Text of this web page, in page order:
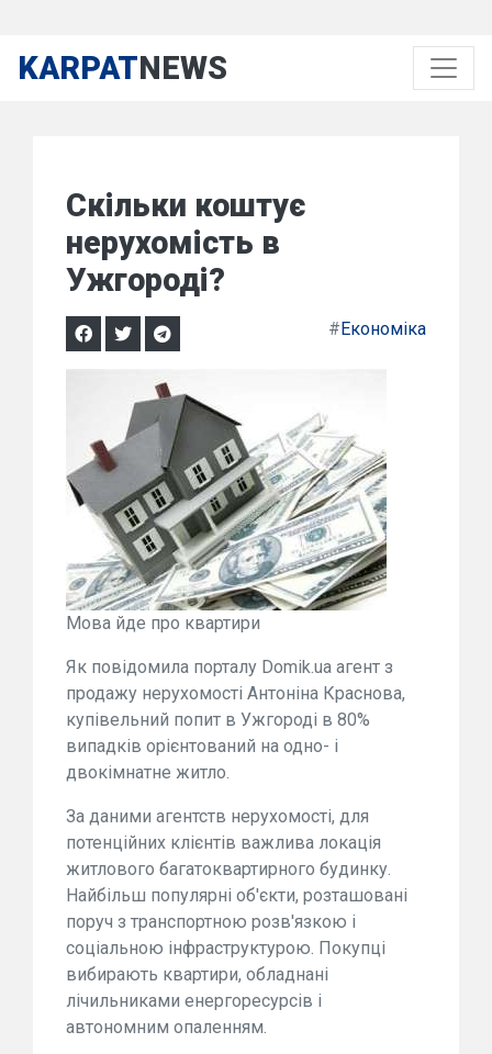
KARPATNEWS
Скільки коштує
нерухомість в
Ужгороді?
#Економіка
Мова йде про квартири
Як повідомила порталу Domik.ua агент з
продажу нерухомості Антоніна Краснова,
купівельний попит в Ужгороді в 80%
випадків орієнтований на одно- і
двокімнатне житло.
За даними агентств нерухомості, для
потенційних клієнтів важлива локація
житлового багатоквартирного будинку.
Найбільш популярні об'єкти, розташовані
поруч з транспортною розв'язкою і
соціальною інфраструктурою. Покупці
вибирають квартири, обладнані
лічильниками енергоресурсів і
автономним опаленням.